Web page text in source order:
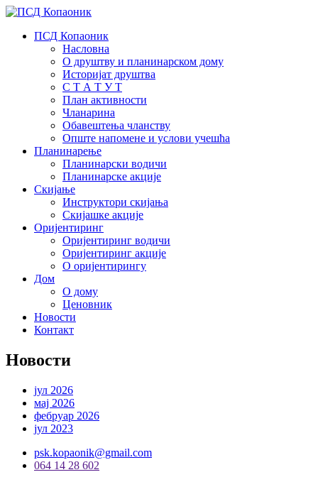
ПСД Копаоник
Насловна
О друштву и планинарском дому
Историјат друштва
С Т А Т У Т
План активности
Чланарина
Обавештења чланству
Опште напомене и услови учешћа
Планинарење
Планинарски водичи
Планинарске акције
Скијање
Инструктори скијања
Скијашке акције
Оријентиринг
Оријентиринг водичи
Оријентиринг акције
О оријентирингу
Дом
О дому
Ценовник
Новости
Контакт
Новости
јул 2026
мај 2026
фебруар 2026
јул 2023
psk.kopaonik@gmail.com
064 14 28 602